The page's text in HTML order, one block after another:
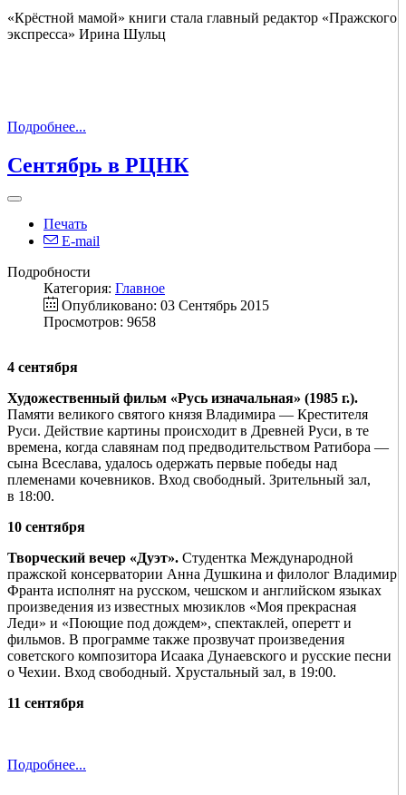
«Крёстной мамой» книги стала главный редактор «Пражского
экспресса» Ирина Шульц
Подробнее...
Сентябрь в РЦНК
Печать
E-mail
Подробности
Категория: Главное
Опубликовано: 03 Сентябрь 2015
Просмотров: 9658
4 сентября
Художественный фильм «Русь изначальная» (1985 г.).
Памяти великого святого князя Владимира — Крестителя
Руси. Действие картины происходит в Древней Руси, в те
времена, когда славянам под предводительством Ратибора —
сына Всеслава, удалось одержать первые победы над
племенами кочевников. Вход свободный. Зрительный зал,
в 18:00.
10 сентября
Творческий вечер «Дуэт». Студентка Международной
пражской консерватории Анна Душкина и филолог Владимир
Франта исполнят на русском, чешском и английском языках
произведения из известных мюзиклов «Моя прекрасная
Леди» и «Поющие под дождем», спектаклей, оперетт и
фильмов. В программе также прозвучат произведения
советского композитора Исаака Дунаевского и русские песни
о Чехии. Вход свободный. Хрустальный зал, в 19:00.
11 сентября
Подробнее...